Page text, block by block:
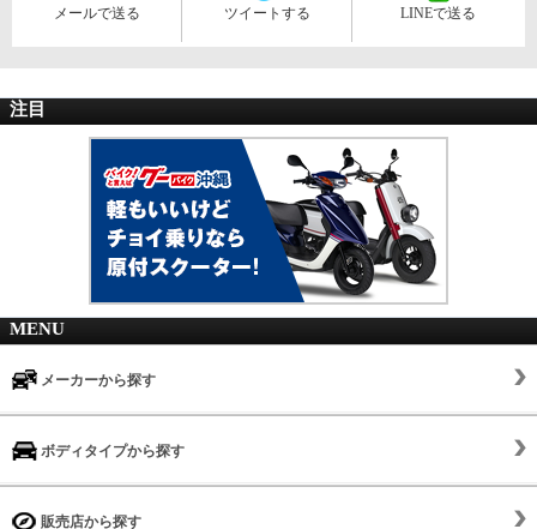
メールで送る ツイートする LINEで送る
注目
MENU
メーカーから探す
ボディタイプから探す
販売店から探す